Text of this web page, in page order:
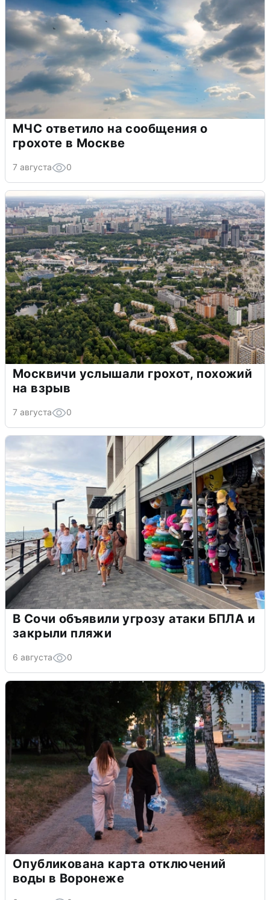
МЧС ответило на сообщения о
грохоте в Москве
7 августа 0
Москвичи услышали грохот, похожий
на взрыв
7 августа 0
В Сочи объявили угрозу атаки БПЛА и
закрыли пляжи
6 августа 0
Опубликована карта отключений
воды в Воронеже